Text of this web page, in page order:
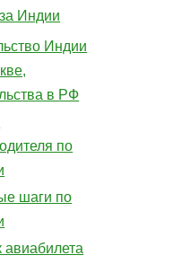
Индии
Индии
в РФ
по
шаги по
авиабилета